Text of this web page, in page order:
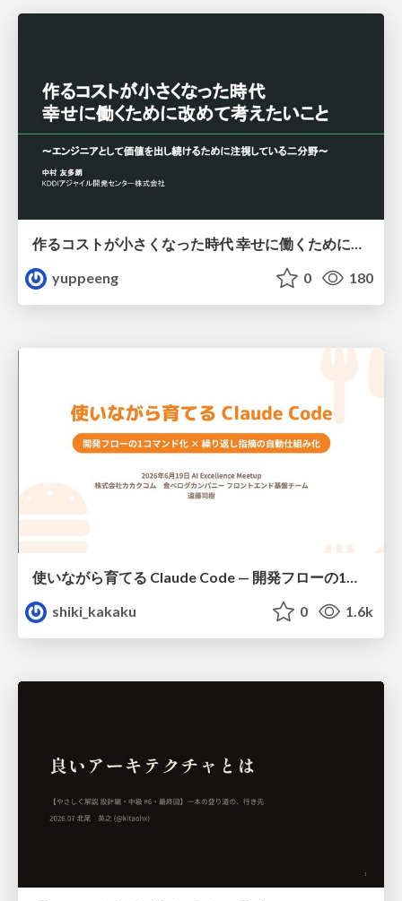
作るコストが小さくなった時代 幸せに働くために改めて考えたいこと 〜エンジニアとして価値を出し続けるために注視している二分野〜
yuppeeng
0 180
使いながら育てる Claude Code — 開発フローの1コマンド化 × 繰り返し指摘の自動仕組み化
shiki_kakaku
0 1.6k